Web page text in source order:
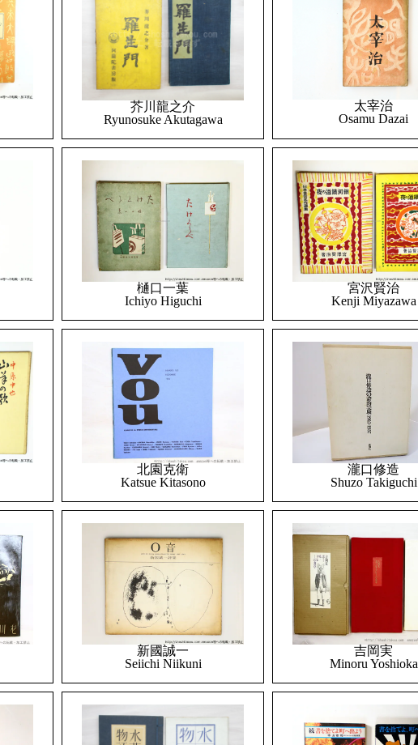
芥川龍之介
Ryunosuke Akutagawa
太宰治
Osamu Dazai
樋口一葉
Ichiyo Higuchi
宮沢賢治
Kenji Miyazawa
北園克衛
Katsue Kitasono
瀧口修造
Shuzo Takiguchi
新國誠一
Seiichi Niikuni
吉岡実
Minoru Yoshioka